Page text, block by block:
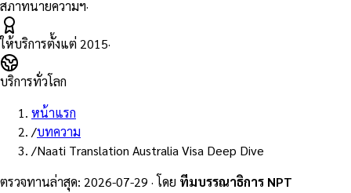
สภาทนายความฯ·
ให้บริการตั้งแต่ 2015·
บริการทั่วโลก
หน้าแรก
/บทความ
/Naati Translation Australia Visa Deep Dive
ตรวจทานล่าสุด: 2026-07-29 · โดย ทีมบรรณาธิการ NPT